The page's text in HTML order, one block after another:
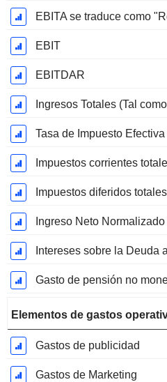
EBIT
EBITDAR
Ingresos Totales (Tal
Tasa de Impuesto
Impuestos corrientes
Impuestos diferidos totales
Ingreso Neto Normalizado
Intereses sobre la Deuda
Gasto de pensión no
Elementos de gastos
Gastos de publicidad
Gastos de Marketing